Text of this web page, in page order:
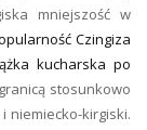
mniejszość w
Czingiza
kucharska po
stosunkowo
niemiecko-kirgiski.